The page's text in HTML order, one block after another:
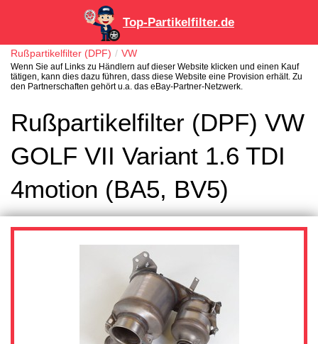
Top-Partikelfilter.de
Rußpartikelfilter (DPF) VW
Wenn Sie auf Links zu Händlern auf dieser Website klicken und einen Kauf
tätigen, kann dies dazu führen, dass diese Website eine Provision erhält. Zu
den Partnerschaften gehört u.a. das eBay-Partner-Netzwerk.
Rußpartikelfilter (DPF) VW
GOLF VII Variant 1.6 TDI
4motion (BA5, BV5)